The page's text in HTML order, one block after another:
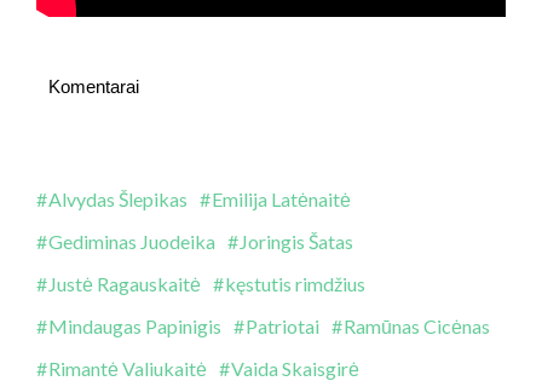
Komentarai
Alvydas Šlepikas
Emilija Latėnaitė
Gediminas Juodeika
Joringis Šatas
Justė Ragauskaitė
kęstutis rimdžius
Mindaugas Papinigis
Patriotai
Ramūnas Cicėnas
Rimantė Valiukaitė
Vaida Skaisgirė